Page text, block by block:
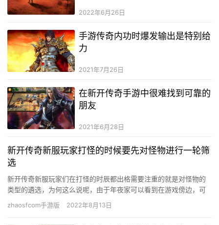
2022年6月26日
手游传奇内功时爆发输出是特别给
力
2021年7月26日
在新开传奇手游中很难找到可靠的
朋友
2021年6月28日
新开传奇新服玩家打怪的时候要先对怪物进行一轮筛
选
新开传奇新服玩家们在打怪的时辰都出格需要注重的就是对怪物的
类型的遴选，为何这么说呢，由于年夜家可以看到在游戏傍边，可
能一样品级的怪，你打这个轻易打，那阿谁就不轻易打，由于你的
zhaosfcom手游版 2022年8月13日